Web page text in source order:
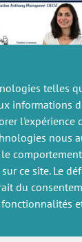
telles
informations
l'expérience
nous
ce site. Le
du
NOUS
Flux